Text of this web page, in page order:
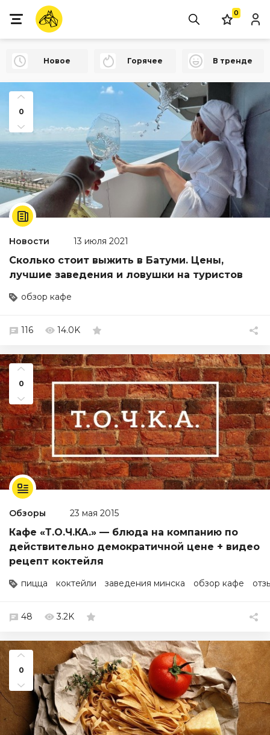
0
Новое Горячее В тренде
0
Новости 13 июля 2021
Сколько стоит выжить в Батуми. Цены,
лучшие заведения и ловушки на туристов
обзор кафе
116 14.0K
0
Обзоры 23 мая 2015
Кафе «Т.О.Ч.КА.» — блюда на компанию по
действительно демократичной цене + видео
рецепт коктейля
пицца коктейли заведения минска обзор кафе
48 3.2K
0